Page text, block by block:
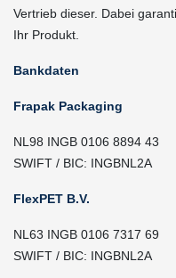
Vertrieb dieser. Dabei
Ihr Produkt.
Bankdaten
Frapak Packaging
NL98 INGB 0106 8894 43
SWIFT / BIC: INGBNL2A
FlexPET B.V.
NL63 INGB 0106 7317 69
SWIFT / BIC: INGBNL2A